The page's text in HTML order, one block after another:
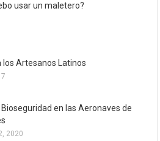
usar un maletero?
los Artesanos Latinos
en las Aeronaves de
2020